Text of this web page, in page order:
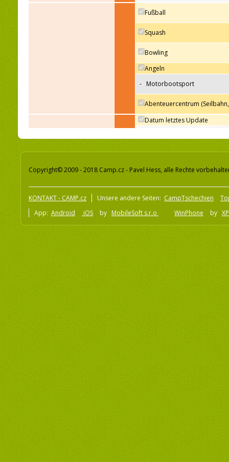
Fußball
Squash
Bowling
Angeln
- Motorbootsport
Abenteuercentrum
Datum letztes Update
Copyright© 2009 - 2018 Camp.cz - Pavel Hess, alle Rechte
KONTAKT - CAMP.cz Unsere andere Seiten: CampTschechien
App: Android iOS by MobileSoft s.r.o WinPhone by